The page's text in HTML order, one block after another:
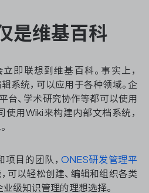
是维基百科
即联想到维基百科。事实上，
系统，可以应用于各种领域。企
台、学术研究协作等都可以使用
使用Wiki来构建内部文档系统，
目的团队， ONES研发管理平
可以轻松创建、编辑和组织各类
业级知识管理的理想选择。